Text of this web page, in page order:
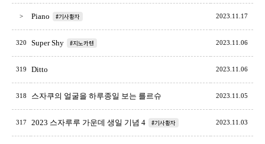
> Piano #기사황자 2023.11.17
320 Super Shy #지노카렌 2023.11.06
319 Ditto 2023.11.06
318 스자쿠의 얼굴을 하루종일 보는 를르슈 2023.11.05
317 2023 스자루루 가운데 생일 기념 4 #기사황자 2023.11.03